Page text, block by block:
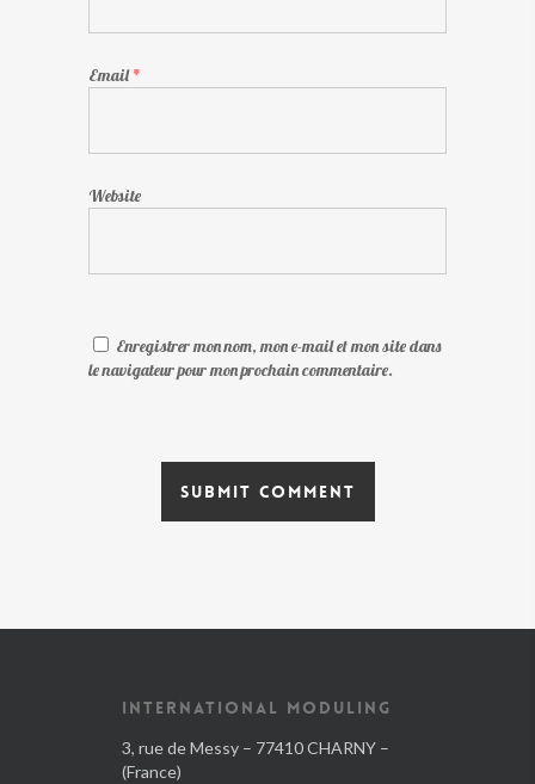
Email*
Website
Enregistrer mon nom, mon e-mail et mon site dans
le navigateur pour mon prochain commentaire.
INTERNATIONAL MODULING
3, rue de Messy – 77410 CHARNY –
(France)